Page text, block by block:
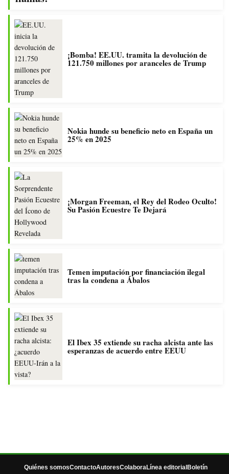
¡Bomba! EE.UU. tramita la devolución de
121.750 millones por aranceles de Trump
Nokia hunde su beneficio neto en España un
25% en 2025
¡Morgan Freeman, el Rey del Rodeo Oculto!
Su Pasión Ecuestre Te Dejará
Temen imputación por financiación ilegal
tras la condena a Ábalos
El Ibex 35 extiende su racha alcista ante las
esperanzas de acuerdo entre EEUU
Quiénes somosContactoAutoresColaboraLínea editorial Boletín